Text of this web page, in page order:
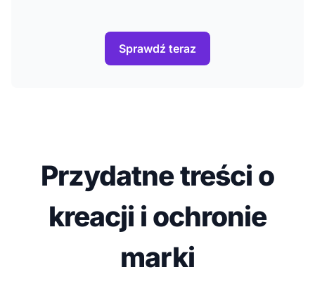
Sprawdź teraz
Przydatne treści o
kreacji i ochronie
marki